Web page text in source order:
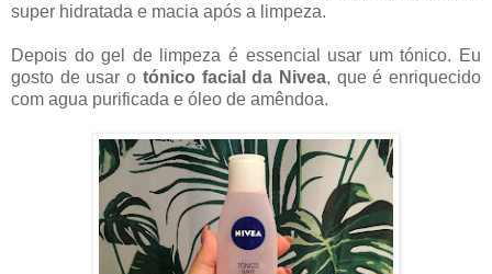
super hidratada e macia após a limpeza.
Depois do gel de limpeza é essencial usar um tónico. Eu
gosto de usar o tónico facial da Nivea, que é enriquecido
com agua purificada e óleo de amêndoa.